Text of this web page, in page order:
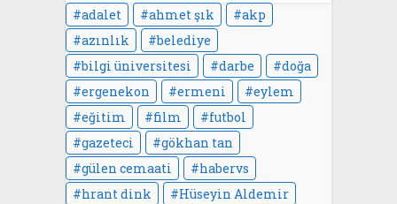
adalet ahmet şık
akp
azınlık
belediye
bilgi üniversitesi
darbe
doğa
ergenekon
ermeni
eylem
eğitim
film
futbol
gazeteci
gökhan tan
gülen cemaati
habervs
hrant dink
Hüseyin Aldemir